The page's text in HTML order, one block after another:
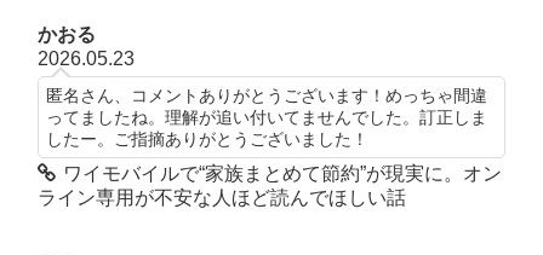
かおる
2026.05.23
匿名さん、コメントありがとうございます！めっちゃ間違
ってましたね。理解が追い付いてませんでした。訂正しま
したー。ご指摘ありがとうございました！
ワイモバイルで“家族まとめて節約”が現実に。オン
ライン専用が不安な人ほど読んでほしい話